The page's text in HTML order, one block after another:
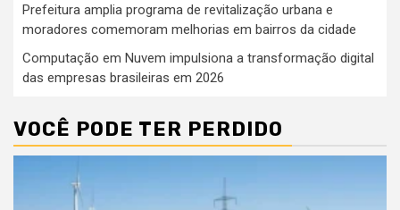
Prefeitura amplia programa de revitalização urbana e
moradores comemoram melhorias em bairros da cidade
Computação em Nuvem impulsiona a transformação digital
das empresas brasileiras em 2026
VOCÊ PODE TER PERDIDO